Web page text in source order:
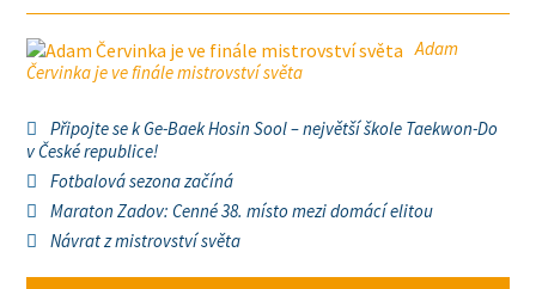
Adam
Červinka je ve finále mistrovství světa
Připojte se k Ge-Baek Hosin Sool – největší škole Taekwon-Do
v České republice!
Fotbalová sezona začíná
Maraton Zadov: Cenné 38. místo mezi domácí elitou
Návrat z mistrovství světa